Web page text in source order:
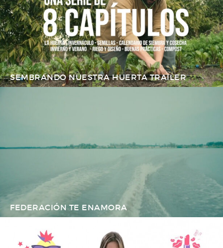
SEMBRANDO NUESTRA HUERTA TRAILER
FEDERACIÓN TE ENAMORA